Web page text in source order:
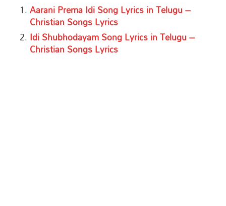
Aarani Prema Idi Song Lyrics in Telugu –
Christian Songs Lyrics
Idi Shubhodayam Song Lyrics in Telugu –
Christian Songs Lyrics